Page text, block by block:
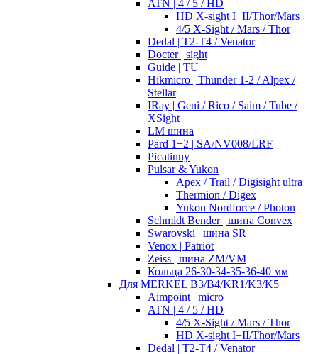
ATN | 4 / 5 / HD
HD X-sight I+II/Thor/Mars
4/5 X-Sight / Mars / Thor
Dedal | T2-T4 / Venator
Docter | sight
Guide | TU
Hikmicro | Thunder 1-2 / Alpex /
Stellar
IRay | Geni / Rico / Saim / Tube /
XSight
LM шина
Pard 1+2 | SA/NV008/LRF
Picatinny
Pulsar & Yukon
Apex / Trail / Digisight ultra
Thermion / Digex
Yukon Nordforce / Photon
Schmidt Bender | шина Convex
Swarovski | шина SR
Venox | Patriot
Zeiss | шина ZM/VM
Кольца 26-30-34-35-36-40 мм
Для MERKEL B3/B4/KR1/K3/K5
Aimpoint | micro
ATN | 4 / 5 / HD
4/5 X-Sight / Mars / Thor
HD X-sight I+II/Thor/Mars
Dedal | T2-T4 / Venator